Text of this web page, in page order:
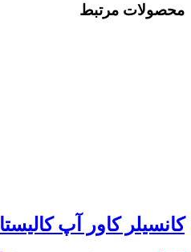
محصولات مرتبط
کانسیلر کاور آپ کالیستا